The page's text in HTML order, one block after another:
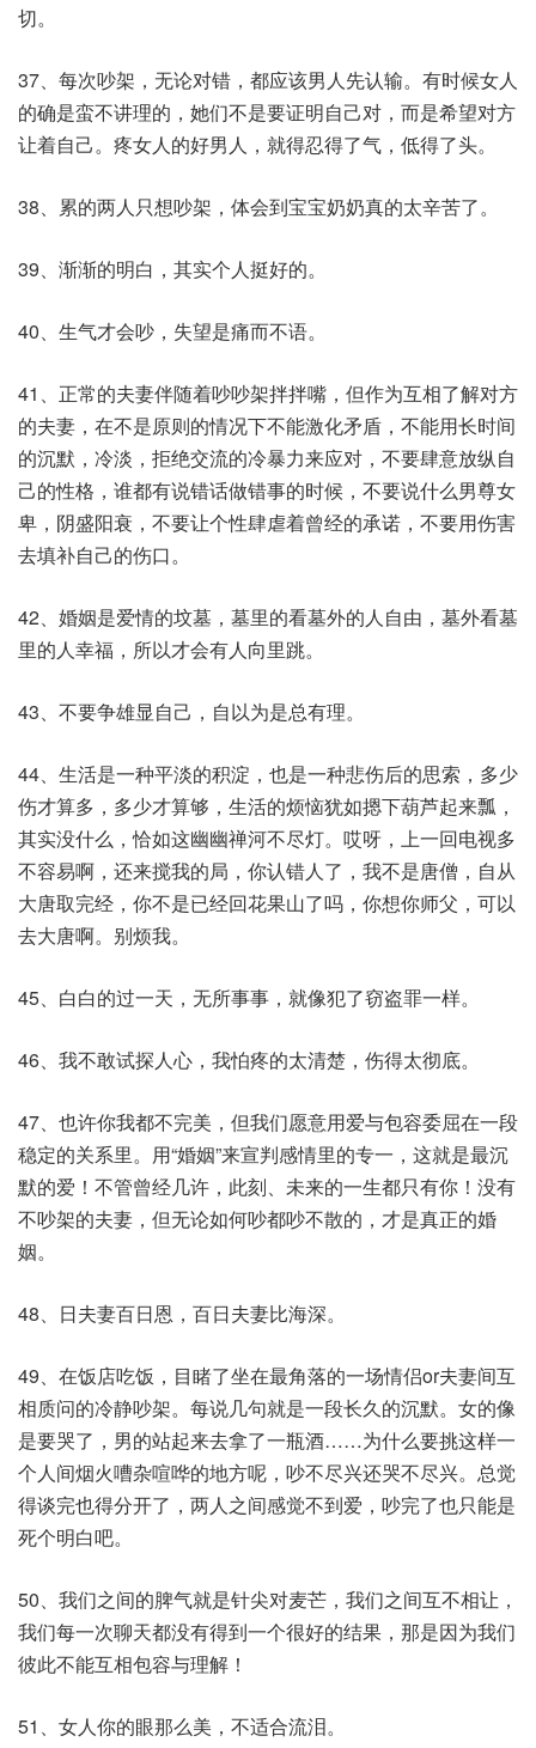
切。
37、每次吵架，无论对错，都应该男人先认输。有时候女人
的确是蛮不讲理的，她们不是要证明自己对，而是希望对方
让着自己。疼女人的好男人，就得忍得了气，低得了头。
38、累的两人只想吵架，体会到宝宝奶奶真的太辛苦了。
39、渐渐的明白，其实个人挺好的。
40、生气才会吵，失望是痛而不语。
41、正常的夫妻伴随着吵吵架拌拌嘴，但作为互相了解对方
的夫妻，在不是原则的情况下不能激化矛盾，不能用长时间
的沉默，冷淡，拒绝交流的冷暴力来应对，不要肆意放纵自
己的性格，谁都有说错话做错事的时候，不要说什么男尊女
卑，阴盛阳衰，不要让个性肆虐着曾经的承诺，不要用伤害
去填补自己的伤口。
42、婚姻是爱情的坟墓，墓里的看墓外的人自由，墓外看墓
里的人幸福，所以才会有人向里跳。
43、不要争雄显自己，自以为是总有理。
44、生活是一种平淡的积淀，也是一种悲伤后的思索，多少
伤才算多，多少才算够，生活的烦恼犹如摁下葫芦起来瓢，
其实没什么，恰如这幽幽禅河不尽灯。哎呀，上一回电视多
不容易啊，还来搅我的局，你认错人了，我不是唐僧，自从
大唐取完经，你不是已经回花果山了吗，你想你师父，可以
去大唐啊。别烦我。
45、白白的过一天，无所事事，就像犯了窃盗罪一样。
46、我不敢试探人心，我怕疼的太清楚，伤得太彻底。
47、也许你我都不完美，但我们愿意用爱与包容委屈在一段
稳定的关系里。用“婚姻”来宣判感情里的专一，这就是最沉
默的爱！不管曾经几许，此刻、未来的一生都只有你！没有
不吵架的夫妻，但无论如何吵都吵不散的，才是真正的婚
姻。
48、日夫妻百日恩，百日夫妻比海深。
49、在饭店吃饭，目睹了坐在最角落的一场情侣or夫妻间互
相质问的冷静吵架。每说几句就是一段长久的沉默。女的像
是要哭了，男的站起来去拿了一瓶酒……为什么要挑这样一
个人间烟火嘈杂喧哗的地方呢，吵不尽兴还哭不尽兴。总觉
得谈完也得分开了，两人之间感觉不到爱，吵完了也只能是
死个明白吧。
50、我们之间的脾气就是针尖对麦芒，我们之间互不相让，
我们每一次聊天都没有得到一个很好的结果，那是因为我们
彼此不能互相包容与理解！
51、女人你的眼那么美，不适合流泪。